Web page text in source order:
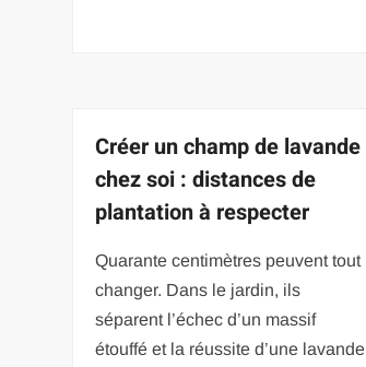
Créer un champ de lavande
chez soi : distances de
plantation à respecter
Quarante centimètres peuvent tout
changer. Dans le jardin, ils
séparent l’échec d’un massif
étouffé et la réussite d’une lavande